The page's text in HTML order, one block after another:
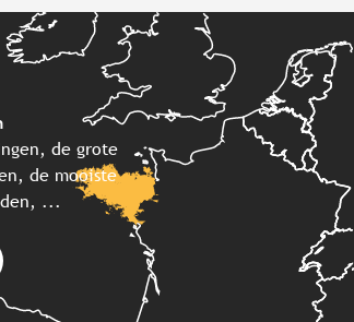
de grote
de mooiste
...